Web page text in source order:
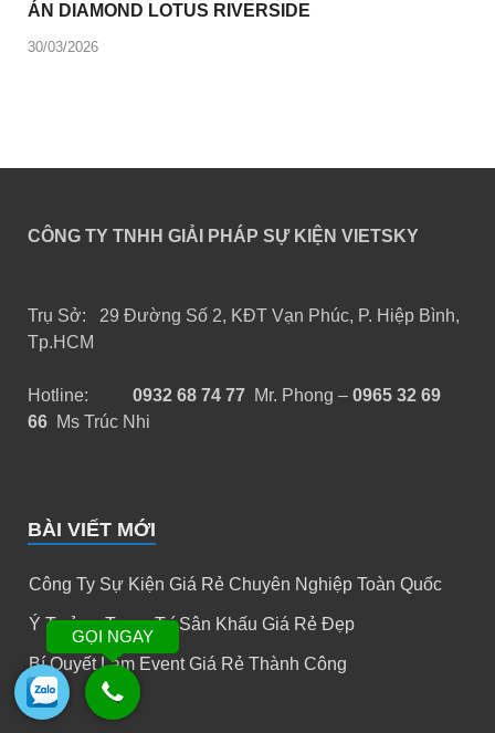
ÁN DIAMOND LOTUS RIVERSIDE
30/03/2026
CÔNG TY TNHH GIẢI PHÁP SỰ KIỆN VIETSKY
Trụ Sở: 29 Đường Số 2, KĐT Vạn Phúc, P. Hiệp Bình,
Tp.HCM
Hotline: 0932 68 74 77 Mr. Phong – 0965 32 69
66 Ms Trúc Nhi
BÀI VIẾT MỚI
Công Ty Sự Kiện Giá Rẻ Chuyên Nghiệp Toàn Quốc
Ý Tưởng Trang Trí Sân Khấu Giá Rẻ Đẹp
Bí Quyết Làm Event Giá Rẻ Thành Công
GỌI NGAY